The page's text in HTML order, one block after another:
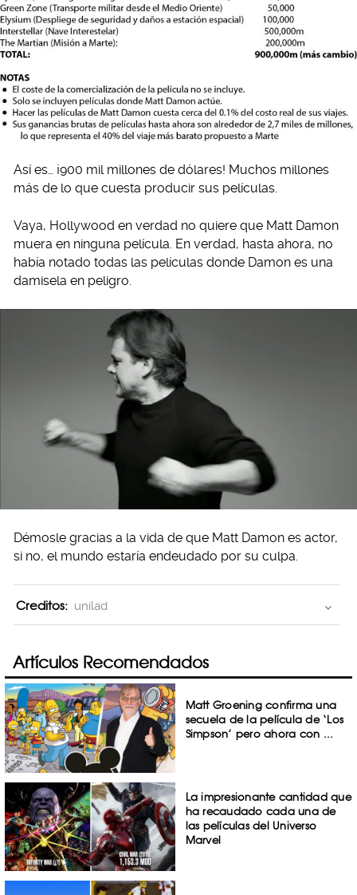
Así es… ¡900 mil millones de dólares! Muchos millones
más de lo que cuesta producir sus películas.
Vaya, Hollywood en verdad no quiere que Matt Damon
muera en ninguna película. En verdad, hasta ahora, no
había notado todas las películas donde Damon es una
damisela en peligro.
Démosle gracias a la vida de que Matt Damon es actor,
si no, el mundo estaría endeudado por su culpa.
Creditos: unilad
Artículos Recomendados
Matt Groening confirma una
secuela de la película de ‘Los
Simpson’ pero ahora con ...
La impresionante cantidad que
ha recaudado cada una de
las películas del Universo
Marvel